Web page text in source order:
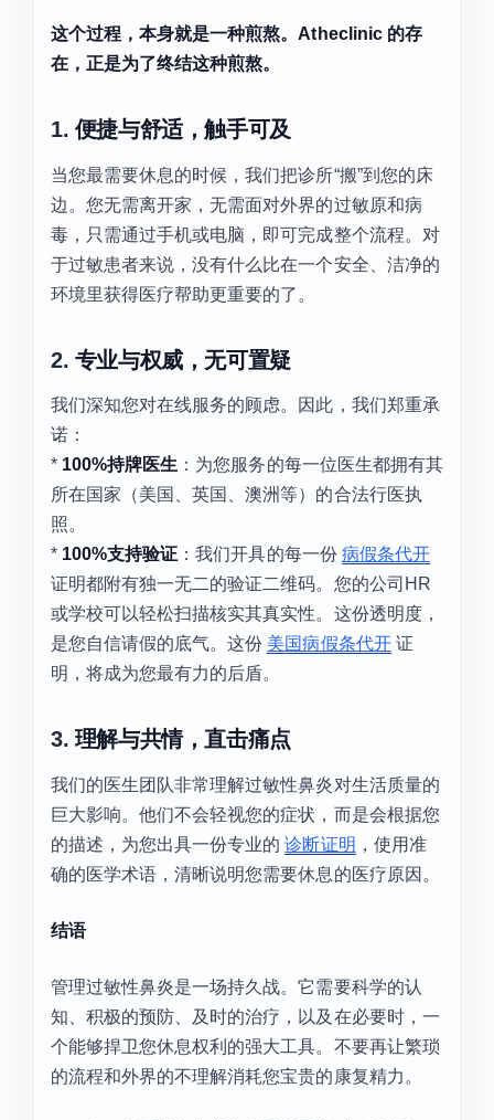
这个过程，本身就是一种煎熬。Atheclinic 的存
在，正是为了终结这种煎熬。
1. 便捷与舒适，触手可及
当您最需要休息的时候，我们把诊所“搬”到您的床
边。您无需离开家，无需面对外界的过敏原和病
毒，只需通过手机或电脑，即可完成整个流程。对
于过敏患者来说，没有什么比在一个安全、洁净的
环境里获得医疗帮助更重要的了。
2. 专业与权威，无可置疑
我们深知您对在线服务的顾虑。因此，我们郑重承
诺：
* 100%持牌医生 ：为您服务的每一位医生都拥有其
所在国家（美国、英国、澳洲等）的合法行医执
照。
* 100%支持验证 ：我们开具的每一份 病假条代开
证明都附有独一无二的验证二维码。您的公司HR
或学校可以轻松扫描核实其真实性。这份透明度，
是您自信请假的底气。这份 美国病假条代开证
明，将成为您最有力的后盾。
3. 理解与共情，直击痛点
我们的医生团队非常理解过敏性鼻炎对生活质量的
巨大影响。他们不会轻视您的症状，而是会根据您
的描述，为您出具一份专业的诊断证明 ，使用准
确的医学术语，清晰说明您需要休息的医疗原因。
结语
管理过敏性鼻炎是一场持久战。它需要科学的认
知、积极的预防、及时的治疗，以及在必要时，一
个能够捍卫您休息权利的强大工具。不要再让繁琐
的流程和外界的不理解消耗您宝贵的康复精力。